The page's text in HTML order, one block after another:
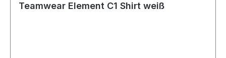
Teamwear Element C1 Shirt weiß